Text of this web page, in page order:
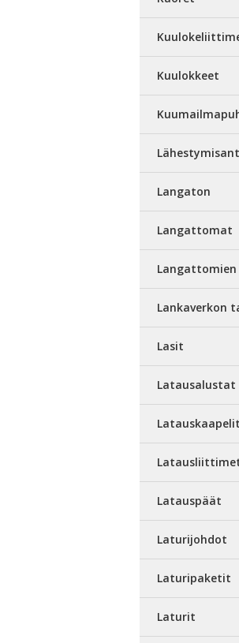
Kuulokkeet
Langaton
Langattomat
Lankaverkon
Lasit
Latausalustat
Latauskaapelit
Latauspäät
Laturijohdot
Laturipaketit
Laturit